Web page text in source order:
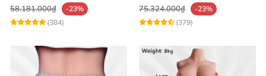
58.181.000₫
-23%
(384)
75.324.000₫
-23%
(379)